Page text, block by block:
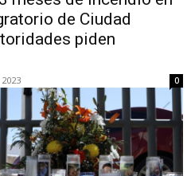
de Ciudad
piden
0